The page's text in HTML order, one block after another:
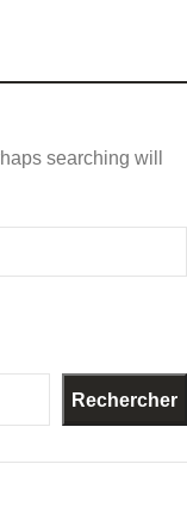
searching will
Rechercher